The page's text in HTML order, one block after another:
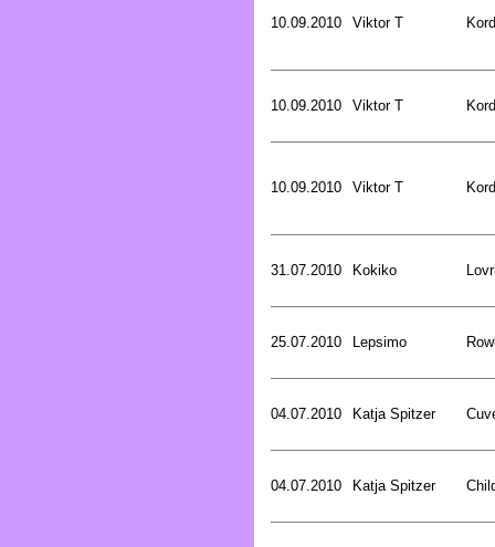
10.09.2010 Viktor T
10.09.2010 Viktor T
10.09.2010 Viktor T
31.07.2010 Kokiko
25.07.2010 Lepsimo
04.07.2010 Katja Spitzer
04.07.2010 Katja Spitzer